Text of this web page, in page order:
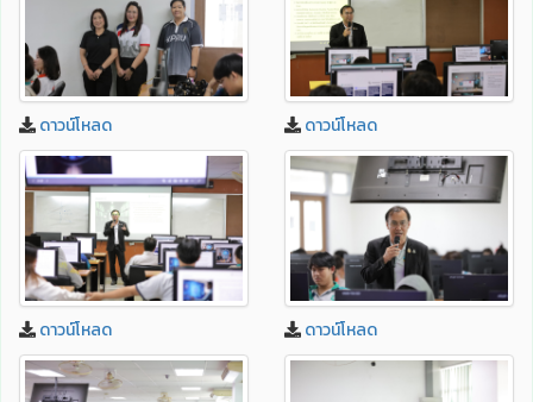
ดาวน์โหลด ดาวน์โหลด
ดาวน์โหลด ดาวน์โหลด